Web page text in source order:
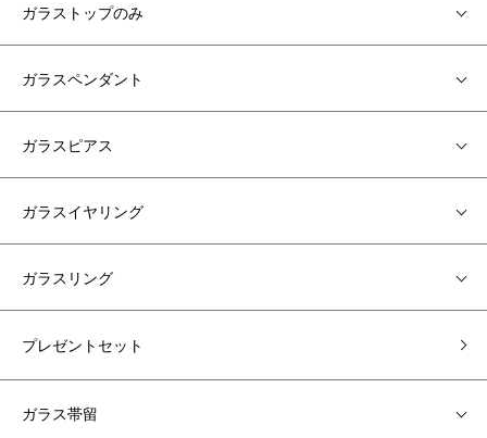
ガラストップのみ
ガラスペンダント
ガラスピアス
ガラスイヤリング
ガラスリング
プレゼントセット
ガラス帯留